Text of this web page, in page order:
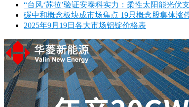
“台风‘苏拉’验证安泰科实力：柔性太阳能光伏
碳中和概念板块成市场焦点 19只概念股集体涨
2025年9月19日各大市场铝锭价格表